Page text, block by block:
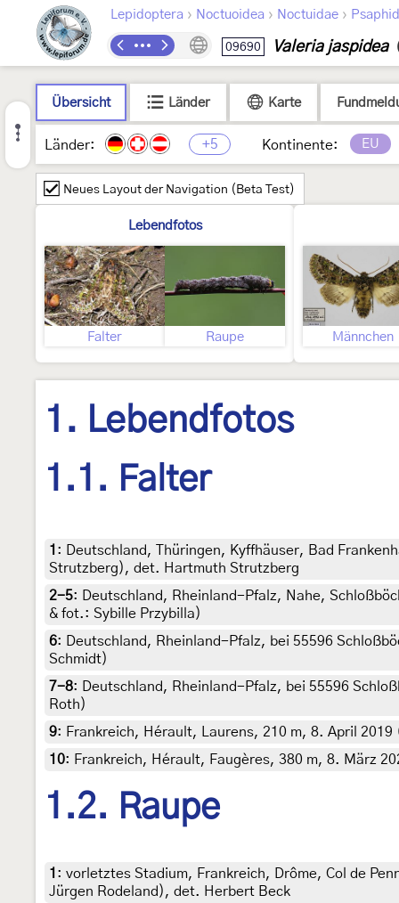
Lepidoptera › Noctuoidea › Noctuidae ›
09690 Valeria jaspidea
Übersicht Länder Karte
Länder: +5 Kontinente: EU
Neues Layout der Navigation (Beta Test)
Lebendfotos
Falter Raupe Männchen
1. Lebendfotos
1.1. Falter
1 :
Deutschland, Thüringen, Kyffhäuser, Bad
Strutzberg), det. Hartmuth Strutzberg
2-5:
Deutschland, Rheinland-Pfalz, Nahe,
& fot.: Sybille Przybilla)
6:
Deutschland, Rheinland-Pfalz, bei 55596
Schmidt)
7-8:
Deutschland, Rheinland-Pfalz, bei 55596
Roth)
9: Frankreich, Hérault, Laurens, 210 m, 8. April
10: Frankreich, Hérault, Faugères, 380 m, 8. März
1.2. Raupe
1 : vorletztes Stadium, Frankreich, Drôme, Col de
Jürgen Rodeland), det. Herbert Beck